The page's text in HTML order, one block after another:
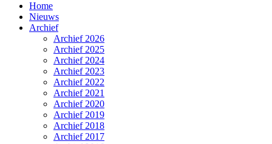
Home
Nieuws
Archief
Archief 2026
Archief 2025
Archief 2024
Archief 2023
Archief 2022
Archief 2021
Archief 2020
Archief 2019
Archief 2018
Archief 2017